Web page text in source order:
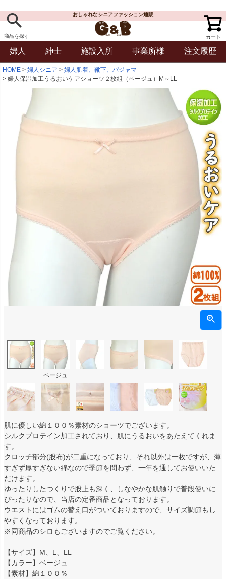
商品を探す
おしゃれなシニアファッション通販
カート
婦人 紳士 施設入所 事業所様 注文履歴
HOME 婦人シニア
婦人肌着、靴下、パジャマ
婦人保湿加工うるおいケアショーツ２枚組（ベージュ）M～LL
ベージュ
肌に優しい綿１００％素材のショーツでございます。
シルクプロテイン加工されており、肌にうるおいをあたえてくれま
す。
クロッチ部分(股布)が二重になっており、それ以外は一枚ですが、薄
すぎず厚すぎない綿なので季節を問わず、一年を通してお使いいた
だけます。
ゆったりしたつくりで股上も深く、しなやかな肌触りで普段使いに
ぴったりなので、当店の定番商品となっております。
ウエストにはゴムの替え口がついておりますので、サイズ調節もし
やすくなっております。
※同商品のシロもございますのでご覧ください。
【サイズ】M、L、LL
【カラー】ベージュ
【素材】綿１００％